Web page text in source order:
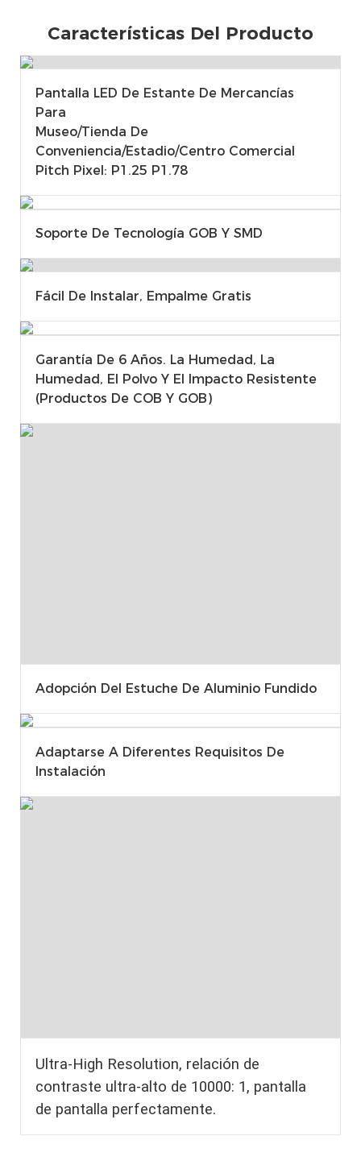
Características Del Producto
Pantalla LED De Estante De Mercancías
Para
Museo/tienda De
Conveniencia/estadio/centro Comercial
Pitch Pixel: P1.25 P1.78
Soporte De Tecnología GOB Y SMD
Fácil De Instalar, Empalme Gratis
Garantía De 6 Años. La Humedad, La
Humedad, El Polvo Y El Impacto Resistente
(productos De COB Y GOB)
Adopción Del Estuche De Aluminio Fundido
Adaptarse A Diferentes Requisitos De
Instalación
Ultra-High Resolution, relación de
contraste ultra-alto de 10000: 1, pantalla
de pantalla perfectamente.